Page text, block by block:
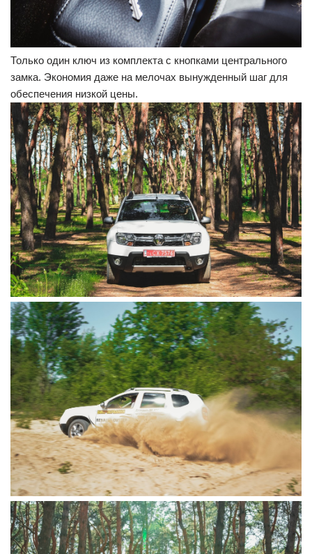
Только один ключ из комплекта с кнопками центрального
замка. Экономия даже на мелочах вынужденный шаг для
обеспечения низкой цены.